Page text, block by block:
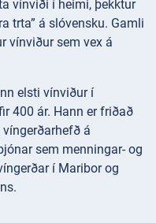
vínviði í heimi, þekktur
trta” á slóvensku. Gamli
vínviður sem vex á
elsti vínviður í
400 ár. Hann er friðað
á
sem menningar- og
í Maribor og